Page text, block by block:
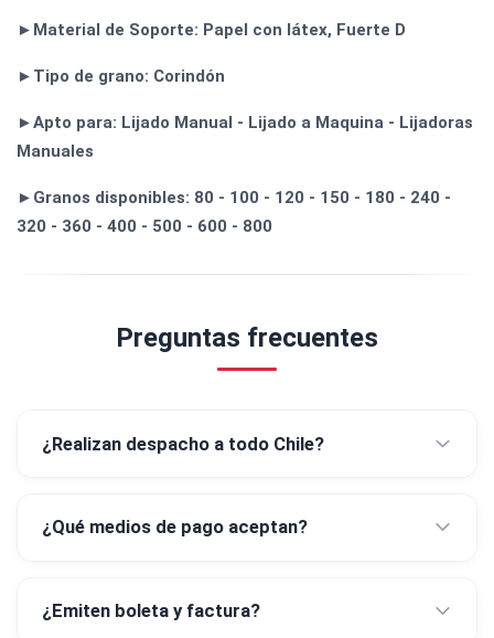
►Material de Soporte: Papel con látex, Fuerte D
►Tipo de grano: Corindón
►Apto para: Lijado Manual - Lijado a Maquina - Lijadoras
Manuales
►Granos disponibles: 80 - 100 - 120 - 150 - 180 - 240 -
320 - 360 - 400 - 500 - 600 - 800
Preguntas frecuentes
¿Realizan despacho a todo Chile?
¿Qué medios de pago aceptan?
¿Emiten boleta y factura?